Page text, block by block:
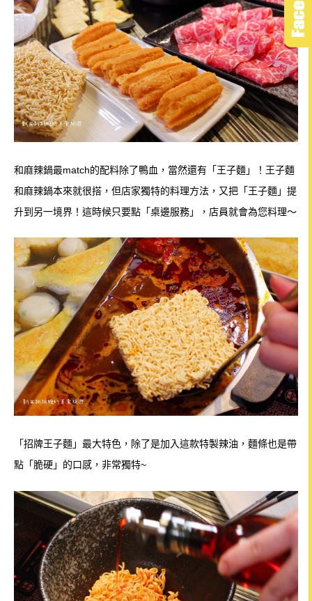
和麻辣鍋最match的配料除了鴨血，當然還有「王子麵」！王子麵
和麻辣鍋本來就很搭，但店家獨特的料理方法，又把「王子麵」提
升到另一境界！這時候只要點「桌邊服務」，店員就會為您料理～
「招牌王子麵」最大特色，除了是加入這款特製辣油，麵條也是帶
點「脆硬」的口感，非常獨特~